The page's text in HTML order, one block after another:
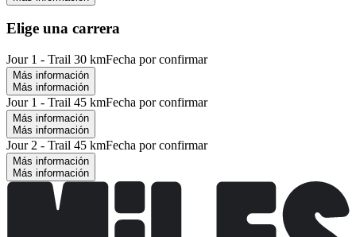
Elige una carrera
Jour 1 - Trail 30 kmFecha por confirmar
Más información
Más información
Jour 1 - Trail 45 kmFecha por confirmar
Más información
Más información
Jour 2 - Trail 45 kmFecha por confirmar
Más información
Más información